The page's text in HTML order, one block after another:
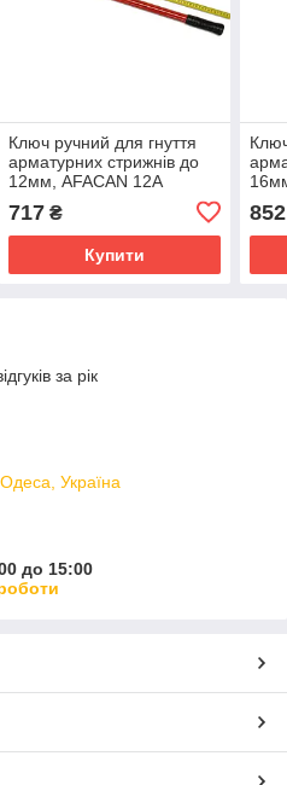
Ключ ручний для гнуття
арматурних стрижнів до
12мм, AFACAN 12А
717₴
Купити
852
за рік
Україна
до 15:00